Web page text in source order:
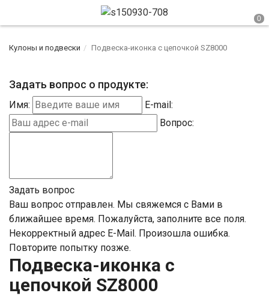
Кулоны и подвески Подвеска-иконка с цепочкой SZ8000
Задать вопрос о продукте:
Имя:
E-mail:
Вопрос:
Задать вопрос
Ваш вопрос отправлен. Мы свяжемся с Вами в
ближайшее время. Пожалуйста, заполните все поля.
Некорректный адрес E-Mail. Произошла ошибка.
Повторите попытку позже.
Подвеска-иконка с
цепочкой SZ8000